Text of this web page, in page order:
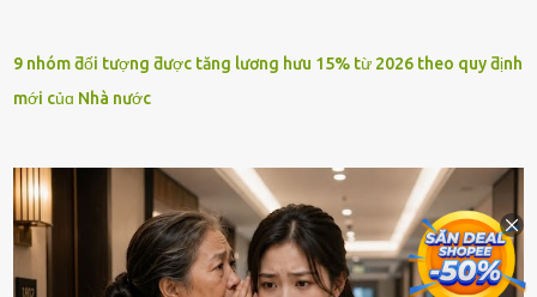
9 nhóm ƌối tượng ƌược tăng lương hưu 15% từ 2026 theo quy ƌịnh
mới củɑ Nhà nước